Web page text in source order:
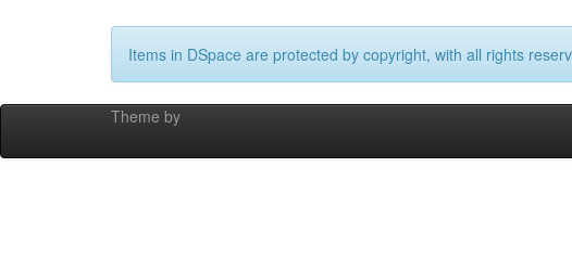
Items in DSpace are protected by copyright, with all rights
Theme by